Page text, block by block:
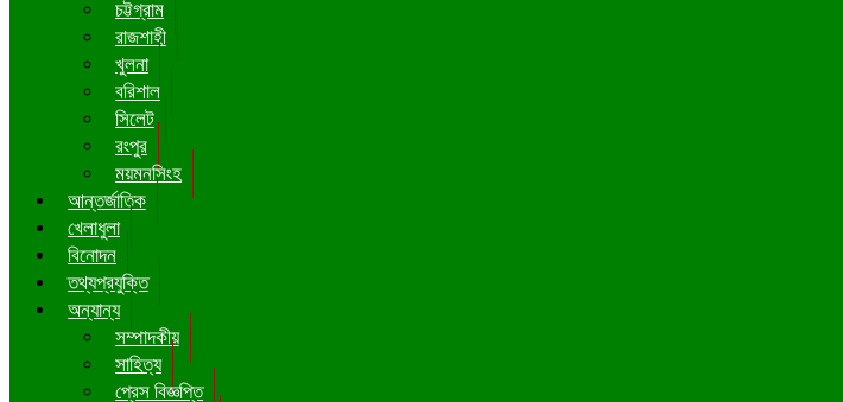
চট্টগ্রাম
রাজশাহী
খুলনা
বরিশাল
সিলেট
রংপুর
ময়মনসিংহ
আন্তর্জাতিক
খেলাধুলা
বিনোদন
তথ্যপ্রযুক্তি
অন্যান্য
সম্পাদকীয়
সাহিত্য
প্রেস বিজ্ঞপ্তি